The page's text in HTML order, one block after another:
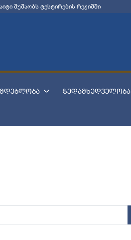
მუშაობს ტესტირების რეჟიმში
ზედამხედველობა